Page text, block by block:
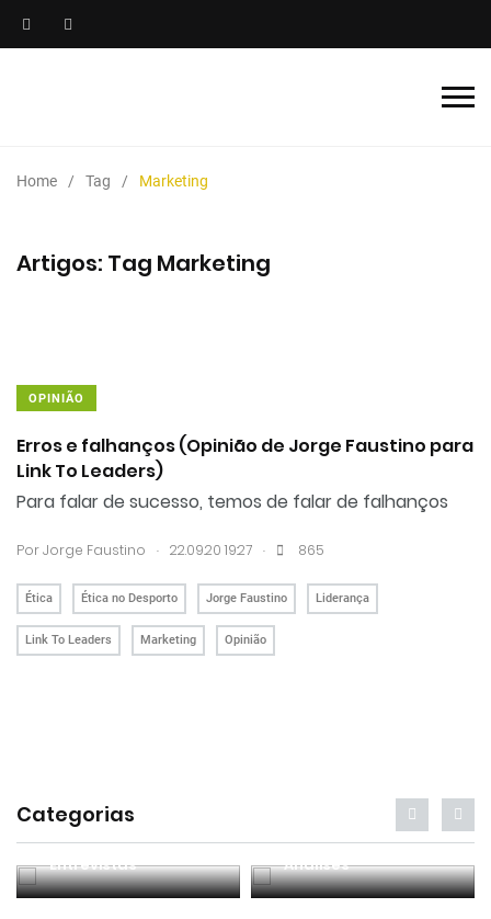
Home Tag Marketing
Artigos: Tag Marketing
OPINIÃO
Erros e falhanços (Opinião de Jorge Faustino para
Link To Leaders)
Para falar de sucesso, temos de falar de falhanços
PorJorge Faustino . 22.09.20 19:27 . 865
Ética Ética no Desporto Jorge Faustino Liderança
Link To Leaders Marketing Opinião
Categorias
Entrevistas Análises